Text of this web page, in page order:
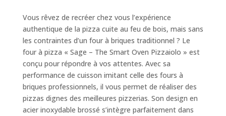
Vous rêvez de recréer chez vous l’expérience
authentique de la pizza cuite au feu de bois, mais sans
les contraintes d’un four à briques traditionnel ? Le
four à pizza « Sage – The Smart Oven Pizzaiolo » est
conçu pour répondre à vos attentes. Avec sa
performance de cuisson imitant celle des fours à
briques professionnels, il vous permet de réaliser des
pizzas dignes des meilleures pizzerias. Son design en
acier inoxydable brossé s’intègre parfaitement dans